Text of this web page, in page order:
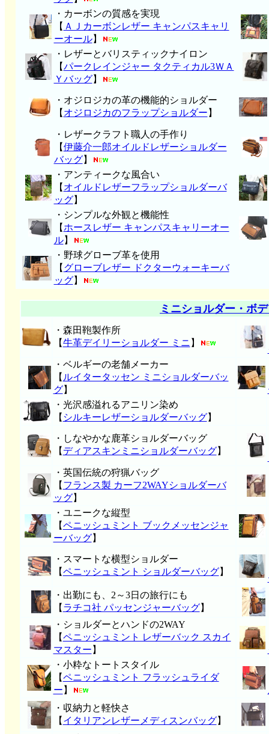
・カーボンの質感を実現
【 ＡＪカーボンレザー キャンパスキャリ
ーオール】
・レザーとバリスティックナイロン
【パークレインジャー タクティカル3ＷＡ
Ｙバッグ】
・オジロジカの革の機能的ショルダー
【 オジロジカのフラップショルダー 】
・レザークラフト職人の手作り
【伊藤介一郎オイルドレザーショルダー
バッグ】
・アンティークな風合い
【 オイルドレザーフラップショルダーバ
ッグ】
・シンプルな外観と機能性
【 ホースレザー キャンパスキャリーオー
ル】
・野球グローブ革を使用
【 グローブレザー ドクターウォーキーバ
ッグ】
ミニショルダー・ボ
・森田鞄製作所
【牛革デイリーショルダー ミニ 】
・ベルギーの老舗メーカー
【 ルイタータッセン ミニショルダーバッ
グ】
・光沢感溢れるアニリン染め
【 シルキーレザーショルダーバッグ】
・しなやかな鹿革ショルダーバッグ
【 ディアスキンミニショルダーバッグ】
・英国伝統の狩猟バッグ
【 フランス製 カーフ2WAYショルダーバ
ッグ】
・ユニークな縦型
【ペニッシュミント ブックメッセンジャ
ーバッグ】
・スマートな横型ショルダー
【ペニッシュミント ショルダーバッグ】
・出勤にも、2～3日の旅行にも
【 ラチコ社 パッセンジャーバッグ】
・ショルダーとハンドの2WAY
【ペニッシュミント レザーバック スカイ
マスター 】
・小粋なトートスタイル
【ペニッシュミント フラッシュライダ
ー 】
・収納力と軽快さ
【 イタリアンレザーメディスンバッグ】